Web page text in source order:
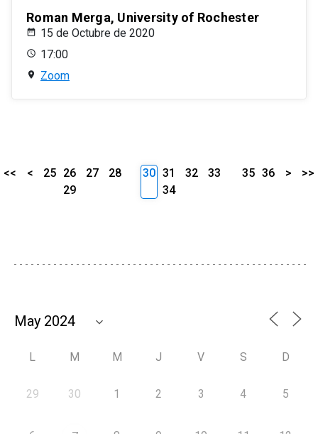
Roman Merga, University of Rochester
15 de Octubre de 2020
17:00
Zoom
<< < 25 26 27
28
29
30 31 32
33
34
35 36 > >>
L M M J V S D
29 30 1 2 3 4 5